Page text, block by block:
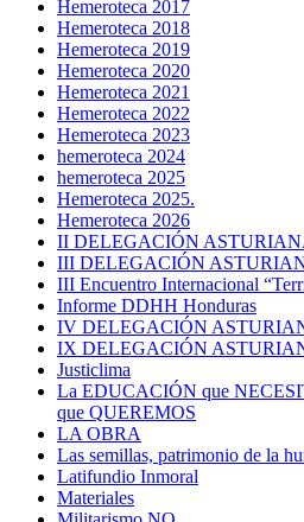
Hemeroteca 2017
Hemeroteca 2018
Hemeroteca 2019
Hemeroteca 2020
Hemeroteca 2021
Hemeroteca 2022
Hemeroteca 2023
hemeroteca 2024
hemeroteca 2025
Hemeroteca 2025.
Hemeroteca 2026
II DELEGACIÓN
III DELEGACIÓN
III Encuentro Internacional
Informe DDHH Honduras
IV DELEGACIÓN
IX DELEGACIÓN
Justiclima
La EDUCACIÓN que
que QUEREMOS
LA OBRA
Las semillas, patrimonio de la
Latifundio Inmoral
Materiales